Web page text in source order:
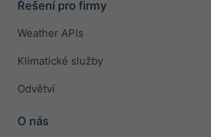
Řešení pro firmy
Weather APIs
Klimatické služby
Odvětví
O nás